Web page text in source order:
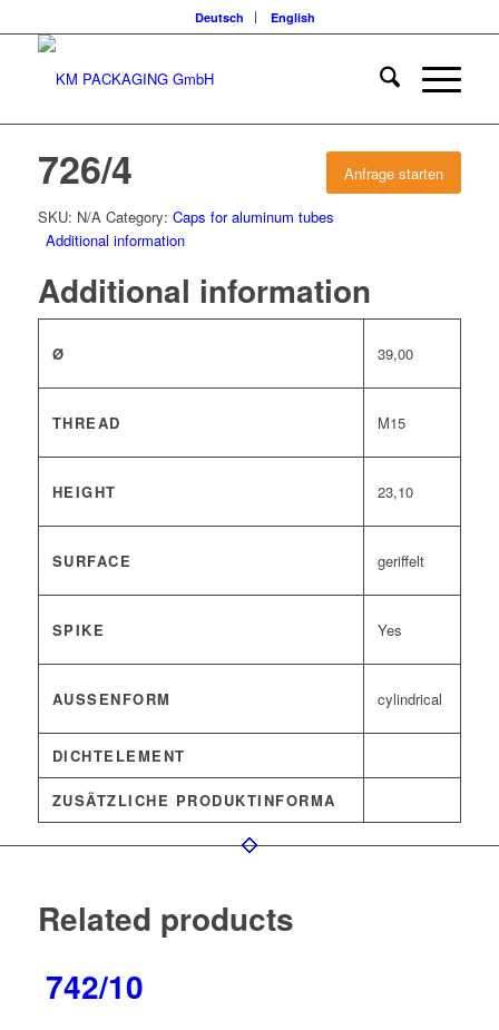
Deutsch English
Anfrage starten
726/4
SKU: N/A Category: Caps for aluminum tubes
Additional information
Additional information
Ø 39,00
THREAD M15
HEIGHT 23,10
SURFACE geriffelt
SPIKE Yes
AUSSENFORM cylindrical
DICHTELEMENT
ZUSÄTZLICHE PRODUKTINFORMA
Related products
742/10